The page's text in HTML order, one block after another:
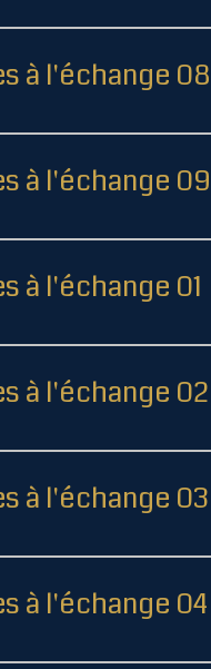
Doubles à l'échange 08
Doubles à l'échange 09
à l'échange 01
à l'échange 02
à l'échange 03
à l'échange 04